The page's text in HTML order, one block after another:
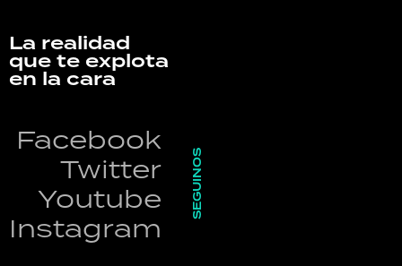
La realidad
que te explota
en la cara
Facebook
Twitter
Youtube
Instagram
SEGUINOS